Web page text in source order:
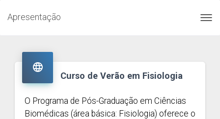
Apresentação

Curso de Verão em Fisiologia
O Programa de Pós-Graduação em Ciências
Biomédicas (área básica: Fisiologia) oferece o